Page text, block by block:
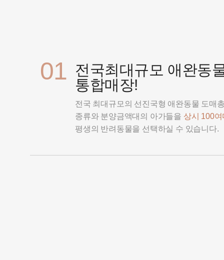
01 전국최대규모 애완동
통합매장!
전국 최대규모의 선진국형 애완동물 도매
종류와 분양금액대의 아가들을 상시 100
평생의 반려동물을 선택하실 수 있습니다.